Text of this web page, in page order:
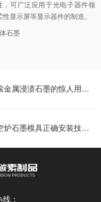
可广泛应用于光电子器件领
显示屏等显示器件的制造。
革新工业材料：探索金属浸渍石墨的惊人用途！
提升效率：掌握真空炉石墨模具正确安装技巧！
：